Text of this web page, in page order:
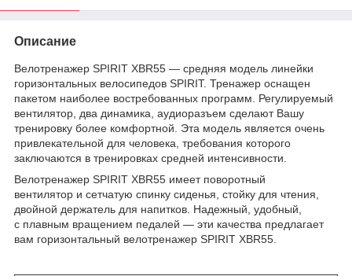
Описание
Велотренажер SPIRIT XBR55 — средняя модель линейки
горизонтальных велосипедов SPIRIT. Тренажер оснащен
пакетом наиболее востребованных программ. Регулируемый
вентилятор, два динамика, аудиоразъем сделают Вашу
тренировку более комфортной. Эта модель является очень
привлекательной для человека, требования которого
заключаются в тренировках средней интенсивности.
Велотренажер SPIRIT XBR55 имеет поворотный
вентилятор и сетчатую спинку сиденья, стойку для чтения,
двойной держатель для напитков. Надежный, удобный,
с плавным вращением педалей — эти качества предлагает
вам горизонтальный велотренажер SPIRIT XBR55.